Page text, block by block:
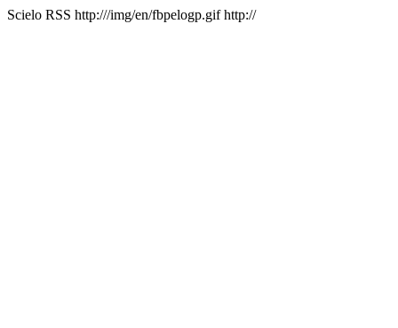
Scielo RSS http:///img/en/fbpelogp.gif http://